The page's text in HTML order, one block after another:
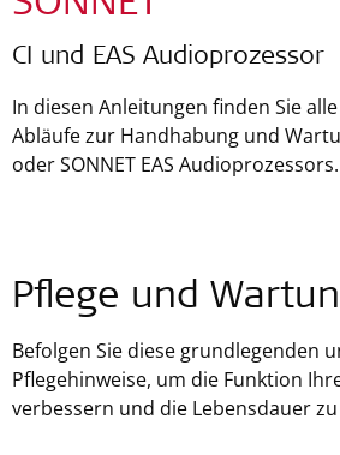
CI und EAS Audioprozessor
In diesen Anleitungen finden Sie
Abläufe zur Handhabung und
oder SONNET EAS Audioprozessors.
Pflege und
Befolgen Sie diese grundlegenden
Pflegehinweise, um die Funktion
verbessern und die Lebensdauer